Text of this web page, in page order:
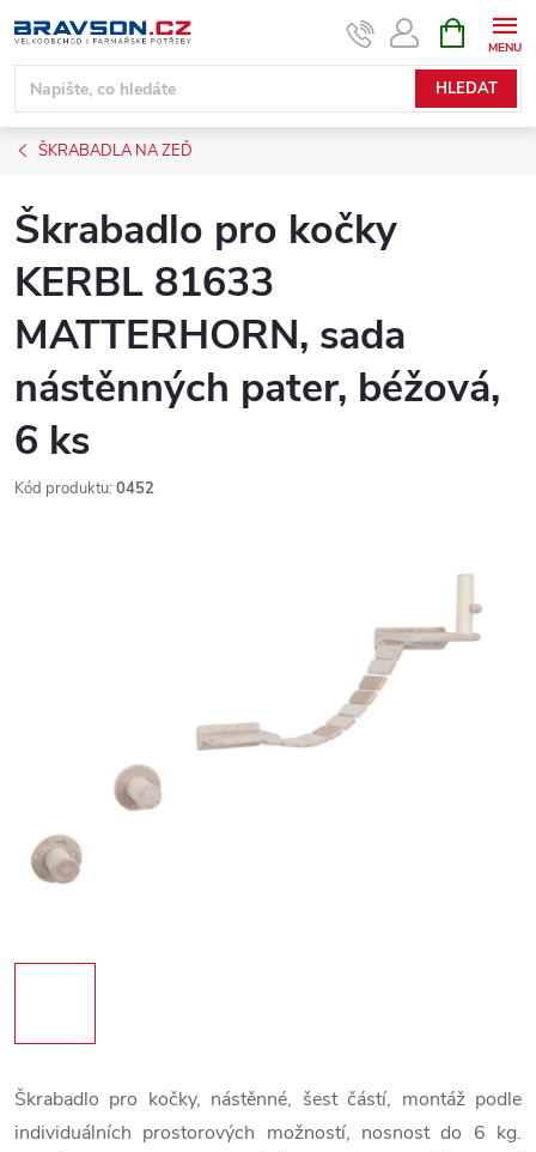
na
obsah
HLEDAT
NÁKUPNÍ
KOŠÍK
ŠKRABADLA NA ZEĎ
Škrabadlo pro kočky
KERBL 81633
MATTERHORN, sada
nástěnných pater, béžová,
6 ks
Kód produktu: 0452
Škrabadlo pro kočky, nástěnné, šest částí, montáž podle
individuálních prostorových možností, nosnost do 6 kg.